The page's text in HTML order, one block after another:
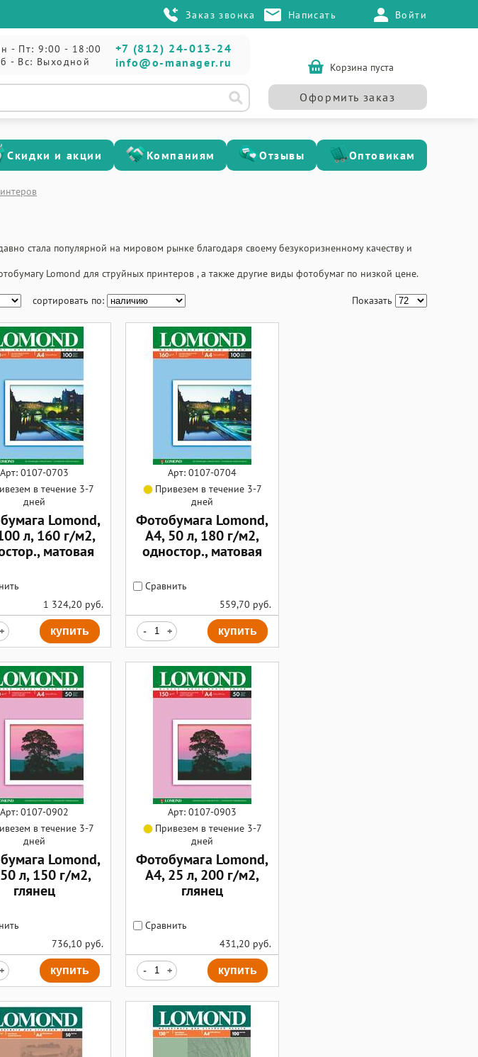
Заказ звонка Написать Войти
- Пт: 9:00 - 18:00
- Вс: Выходной
+7 (812) 24-013-24
info@o-manager.ru
Корзина пуста
Оформить заказ
Скидки и акции Компаниям Отзывы Оптовикам
стала популярной на мировом рынке благодаря своему безукоризненному качеству и
Lomond для струйных принтеров , а также другие виды фотобумаг по низкой цене.
сортировать по: Показать
Арт: 0107-0703
в течение 3-7
дней
Lomond,
л, 160 г/м2,
матовая
1 324,20 руб.
+ купить
Арт: 0107-0704
Привезем в течение 3-7
дней
Фотобумага Lomond,
А4, 50 л, 180 г/м2,
одностор., матовая
Сравнить
559,70 руб.
- + купить
Арт: 0107-0902
в течение 3-7
дней
Lomond,
л, 150 г/м2,
глянец
736,10 руб.
+ купить
Арт: 0107-0903
Привезем в течение 3-7
дней
Фотобумага Lomond,
А4, 25 л, 200 г/м2,
глянец
Сравнить
431,20 руб.
- + купить